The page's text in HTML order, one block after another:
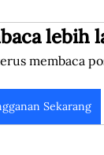
lebih
membaca
Sekarang